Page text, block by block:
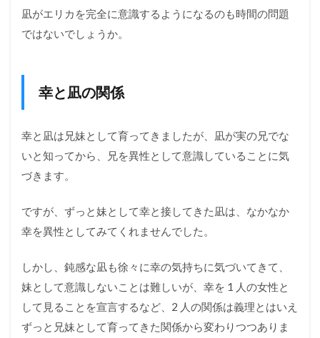
凪がエリカを完全に意識するようになるのも時間の問題
ではないでしょうか。
幸と凪の関係
幸と凪は兄妹として育ってきましたが、凪が実の兄でな
いと知ってから、兄を異性として意識していることに気
づきます。
ですが、ずっと妹として幸と接してきた凪は、なかなか
幸を異性としてみてくれませんでした。
しかし、鈍感な凪も徐々に幸の気持ちに気づいてきて、
妹として意識しないことは難しいが、幸を 1 人の女性と
して見ることを宣言するなど、2 人の関係は義理とはいえ
ずっと兄妹として育ってきた関係から変わりつつありま